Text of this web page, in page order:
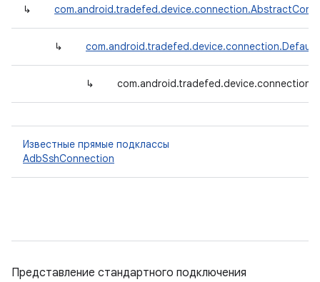
↳
↳
↳
Известные прямые подклассы
AdbSshConnection
Представление стандартного подключения